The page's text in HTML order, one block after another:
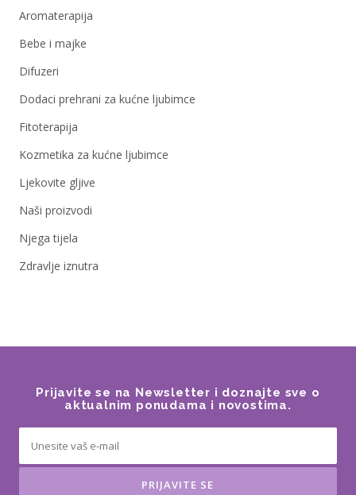
Aromaterapija
Bebe i majke
Difuzeri
Dodaci prehrani za kućne ljubimce
Fitoterapija
Kozmetika za kućne ljubimce
Ljekovite gljive
Naši proizvodi
Njega tijela
Zdravlje iznutra
Prijavite se na Newsletter i doznajte sve o
aktualnim ponudama i novostima.